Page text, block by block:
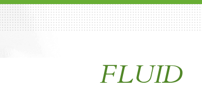
FLUID